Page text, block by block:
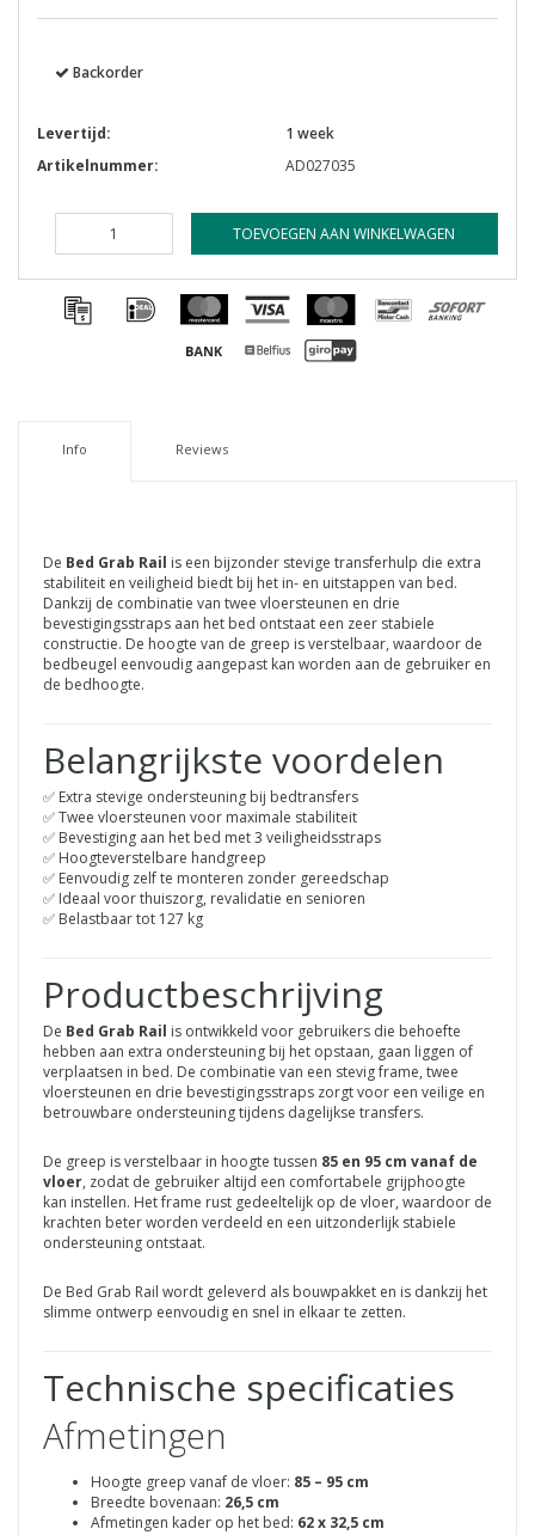
Backorder
Levertijd:
1 week
Artikelnummer:
AD027035
TOEVOEGEN AAN WINKELWAGEN
Info Reviews
De Bed Grab Rail is een bijzonder stevige transferhulp die extra
stabiliteit en veiligheid biedt bij het in- en uitstappen van bed.
Dankzij de combinatie van twee vloersteunen en drie
bevestigingsstraps aan het bed ontstaat een zeer stabiele
constructie. De hoogte van de greep is verstelbaar, waardoor de
bedbeugel eenvoudig aangepast kan worden aan de gebruiker en
de bedhoogte.
Belangrijkste voordelen
✅ Extra stevige ondersteuning bij bedtransfers
✅ Twee vloersteunen voor maximale stabiliteit
✅ Bevestiging aan het bed met 3 veiligheidsstraps
✅ Hoogteverstelbare handgreep
✅ Eenvoudig zelf te monteren zonder gereedschap
✅ Ideaal voor thuiszorg, revalidatie en senioren
✅ Belastbaar tot 127 kg
Productbeschrijving
De Bed Grab Rail is ontwikkeld voor gebruikers die behoefte
hebben aan extra ondersteuning bij het opstaan, gaan liggen of
verplaatsen in bed. De combinatie van een stevig frame, twee
vloersteunen en drie bevestigingsstraps zorgt voor een veilige en
betrouwbare ondersteuning tijdens dagelijkse transfers.
De greep is verstelbaar in hoogte tussen 85 en 95 cm vanaf de
vloer, zodat de gebruiker altijd een comfortabele grijphoogte
kan instellen. Het frame rust gedeeltelijk op de vloer, waardoor de
krachten beter worden verdeeld en een uitzonderlijk stabiele
ondersteuning ontstaat.
De Bed Grab Rail wordt geleverd als bouwpakket en is dankzij het
slimme ontwerp eenvoudig en snel in elkaar te zetten.
Technische specificaties
Afmetingen
Hoogte greep vanaf de vloer: 85 – 95 cm
Breedte bovenaan: 26,5 cm
Afmetingen kader op het bed: 62 x 32,5 cm